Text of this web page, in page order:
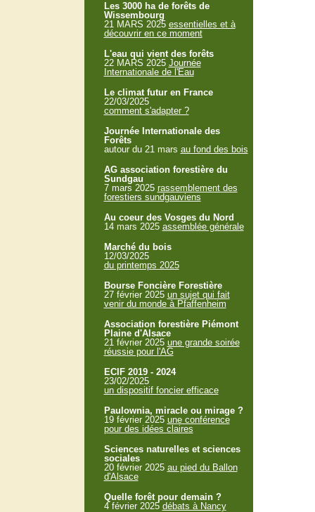
Les 3000 ha de forêts de
Wissembourg
21 MARS 2025 essentielles et à
découvrir en ce moment
L'eau qui vient des forêts
22 MARS 2025 Journée
Internationale de l'Eau
Le climat futur en France
22/03/2025
comment s'adapter ?
Journée Internationale des
Forêts
autour du 21 mars au fond des bois
AG association forestière du
Sundgau
7 mars 2025 rassemblement des
forestiers sundgauviens
Au coeur des Vosges du Nord
14 mars 2025 assemblée générale
Marché du bois
12/03/2025
du printemps 2025
Bourse Foncière Forestière
27 février 2025 un sujet qui fait
venir du monde à Pfaffenheim
Association forestière Piémont
Plaine d'Alsace
21 février 2025 une grande soirée
réussie pour l'AG
ECIF 2019 - 2024
23/02/2025
un dispositif foncier efficace
Paulownia, miracle ou mirage ?
19 février 2025 une conférence
pour des idées claires
Sciences naturelles et sciences
sociales
20 février 2025 au pied du Ballon
d'Alsace
Quelle forêt pour demain ?
4 février 2025 débats à Nancy